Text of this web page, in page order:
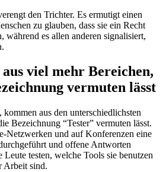
den Trichter. Es ermutigt einen
zu glauben, dass sie ein Recht
während es allen anderen signalisiert,
viel mehr Bereichen,
vermuten lässt
aus den unterschiedlichsten
Bezeichnung “Tester” vermuten lässt.
Netzwerken und auf Konferenzen eine
und offene Antworten
testen, welche Tools sie benutzen
Arbeit sind.